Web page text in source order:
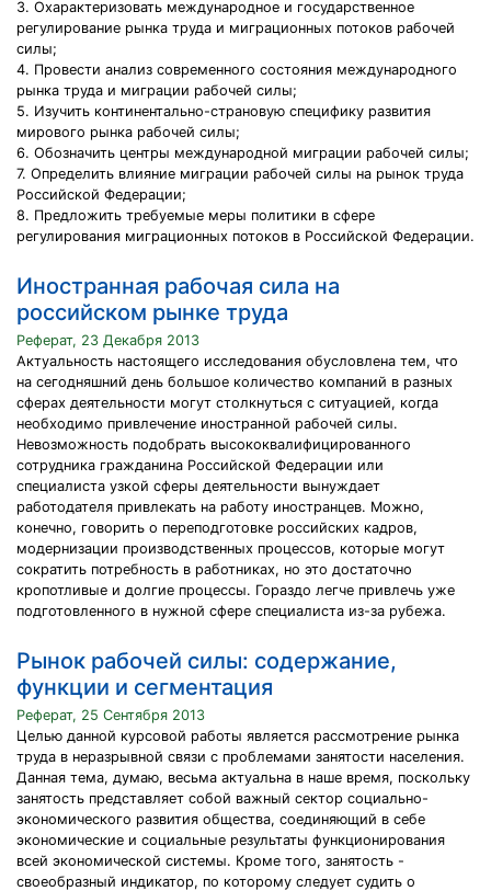
3. Охарактеризовать международное и государственное
регулирование рынка труда и миграционных потоков рабочей
силы;
4. Провести анализ современного состояния международного
рынка труда и миграции рабочей силы;
5. Изучить континентально-страновую специфику развития
мирового рынка рабочей силы;
6. Обозначить центры международной миграции рабочей силы;
7. Определить влияние миграции рабочей силы на рынок труда
Российской Федерации;
8. Предложить требуемые меры политики в сфере
регулирования миграционных потоков в Российской Федерации.
Иностранная рабочая сила на
российском рынке труда
Реферат, 23 Декабря 2013
Актуальность настоящего исследования обусловлена тем, что
на сегодняшний день большое количество компаний в разных
сферах деятельности могут столкнуться с ситуацией, когда
необходимо привлечение иностранной рабочей силы.
Невозможность подобрать высококвалифицированного
сотрудника гражданина Российской Федерации или
специалиста узкой сферы деятельности вынуждает
работодателя привлекать на работу иностранцев. Можно,
конечно, говорить о переподготовке российских кадров,
модернизации производственных процессов, которые могут
сократить потребность в работниках, но это достаточно
кропотливые и долгие процессы. Гораздо легче привлечь уже
подготовленного в нужной сфере специалиста из-за рубежа.
Рынок рабочей силы: содержание,
функции и сегментация
Реферат, 25 Сентября 2013
Целью данной курсовой работы является рассмотрение рынка
труда в неразрывной связи с проблемами занятости населения.
Данная тема, думаю, весьма актуальна в наше время, поскольку
занятость представляет собой важный сектор социально-
экономического развития общества, соединяющий в себе
экономические и социальные результаты функционирования
всей экономической системы. Кроме того, занятость -
своеобразный индикатор, по которому следует судить о